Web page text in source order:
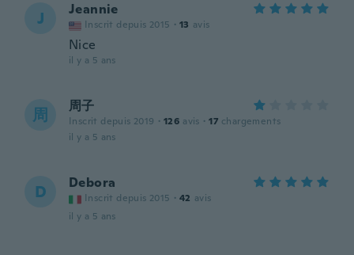
J Jeannie
Inscrit depuis 2015 · 13 avis
Nice
il y a 5 ans
周 周子
Inscrit depuis 2019 · 126 avis · 17 chargements
il y a 5 ans
D Debora
Inscrit depuis 2015 · 42 avis
il y a 5 ans